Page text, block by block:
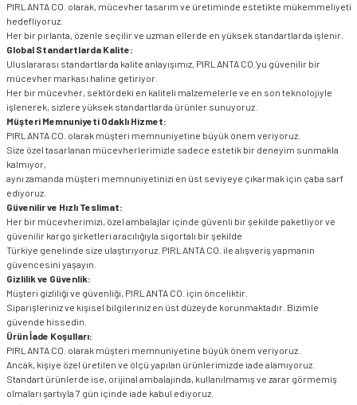
PIRLANTA CO. olarak, mücevher tasarım ve üretiminde estetikte mükemmeliyeti
hedefliyoruz.
Her bir pırlanta, özenle seçilir ve uzman ellerde en yüksek standartlarda işlenir.
Global Standartlarda Kalite:
Uluslararası standartlarda kalite anlayışımız, PIRLANTA CO.'yu güvenilir bir
mücevher markası haline getiriyor.
Her bir mücevher, sektördeki en kaliteli malzemelerle ve en son teknolojiyle
işlenerek, sizlere yüksek standartlarda ürünler sunuyoruz.
Müşteri Memnuniyeti Odaklı Hizmet:
PIRLANTA CO. olarak müşteri memnuniyetine büyük önem veriyoruz.
Size özel tasarlanan mücevherlerimizle sadece estetik bir deneyim sunmakla
kalmıyor,
aynı zamanda müşteri memnuniyetinizi en üst seviyeye çıkarmak için çaba sarf
ediyoruz.
Güvenilir ve Hızlı Teslimat:
Her bir mücevherimizi, özel ambalajlar içinde güvenli bir şekilde paketliyor ve
güvenilir kargo şirketleri aracılığıyla sigortalı bir şekilde
Türkiye genelinde size ulaştırıyoruz. PIRLANTA CO. ile alışveriş yapmanın
güvencesini yaşayın.
Gizlilik ve Güvenlik:
Müşteri gizliliği ve güvenliği, PIRLANTA CO. için önceliktir.
Siparişleriniz ve kişisel bilgileriniz en üst düzeyde korunmaktadır. Bizimle
güvende hissedin.
Ürün İade Koşulları:
PIRLANTA CO. olarak müşteri memnuniyetine büyük önem veriyoruz.
Ancak, kişiye özel üretilen ve ölçü yapılan ürünlerimizde iade alamıyoruz.
Standart ürünlerde ise, orijinal ambalajında, kullanılmamış ve zarar görmemiş
olmaları şartıyla 7 gün içinde iade kabul ediyoruz.